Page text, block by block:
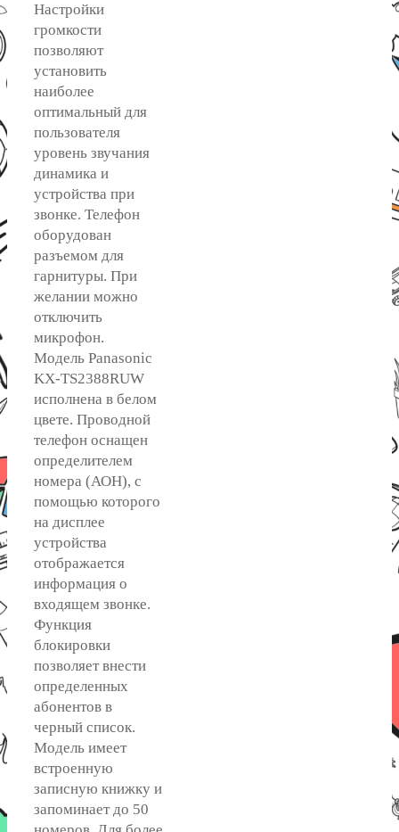
Настройки
громкости
позволяют
установить
наиболее
оптимальный для
пользователя
уровень звучания
динамика и
устройства при
звонке. Телефон
оборудован
разъемом для
гарнитуры. При
желании можно
отключить
микрофон.
Модель Panasonic
KX-TS2388RUW
исполнена в белом
цвете. Проводной
телефон оснащен
определителем
номера (АОН), с
помощью которого
на дисплее
устройства
отображается
информация о
входящем звонке.
Функция
блокировки
позволяет внести
определенных
абонентов в
черный список.
Модель имеет
встроенную
записную книжку и
запоминает до 50